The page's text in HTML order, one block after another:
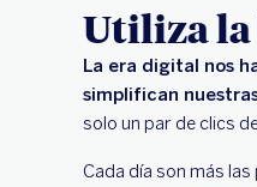
Utiliza la
La era digital nos
simplifican
solo un par de clics
Cada día son más